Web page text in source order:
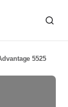
5525